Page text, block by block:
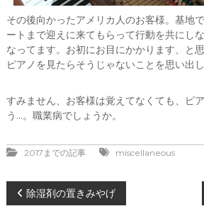
その後向かったアメリカ人のお客様。基地
ートまで迎えに来てもらって行動を共にし
なってます。お初にお目にかかります、と
ピアノを見たらそうじゃないことを思い出し
すみません、お客様は覚えてなくても、ピ
う…。職業病でしょうか。
2017までの記事 miscellaneous
投除湿剤の置きみやげ